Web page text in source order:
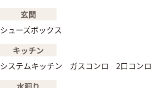
玄関
シューズボックス
キッチン
システムキッチン
ガスコンロ
2口コンロ